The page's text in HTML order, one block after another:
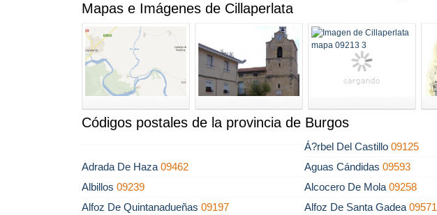
Mapas e Imágenes de Cillaperlata
Códigos postales de la provincia de Burgos
Á?rbel Del Castillo09125
Adrada De Haza 09462 Aguas Cándidas09593
Albillos 09239 Alcocero De Mola09258
Alfoz De Quintanadueñas 09197 Alfoz De Santa Gadea09571